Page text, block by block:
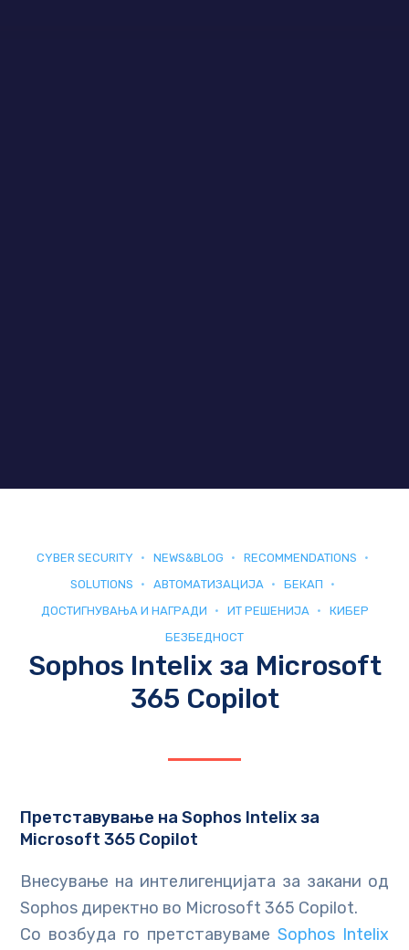
CYBER SECURITY NEWS&BLOG
RECOMMENDATIONS
SOLUTIONS
АВТОМАТИЗАЦИЈА
БЕКАП
ДОСТИГНУВАЊА И НАГРАДИ
ИТ РЕШЕНИЈА
КИБЕР
БЕЗБЕДНОСТ
Sophos Intelix за Microsoft
365 Copilot
Претставување на Sophos Intelix за
Microsoft 365 Copilot
Внесување на интелигенцијата за закани од
Sophos директно во Microsoft 365 Copilot.
Со возбуда го претставуваме Sophos Intelix